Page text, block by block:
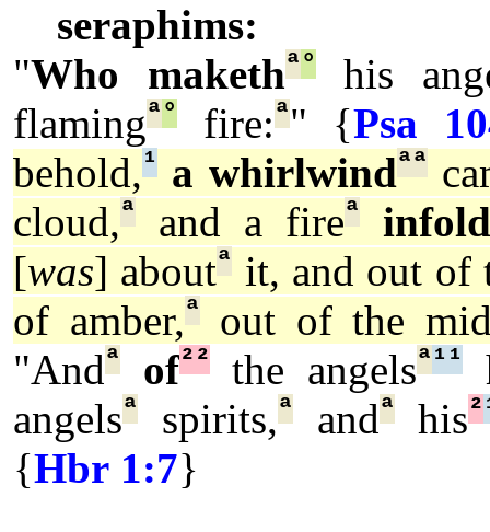
seraphims:
"Who makethª°his
flamingª° fire:ª" {Psa
behold,¹ a whirlwindªª
cloud,ª and a fireª
[was] aboutª it, and out of
of amber,ª
out of the
"Andª of²²the angelsª¹ ¹
angelsª spirits,ªandªhis²
{Hbr 1:7}